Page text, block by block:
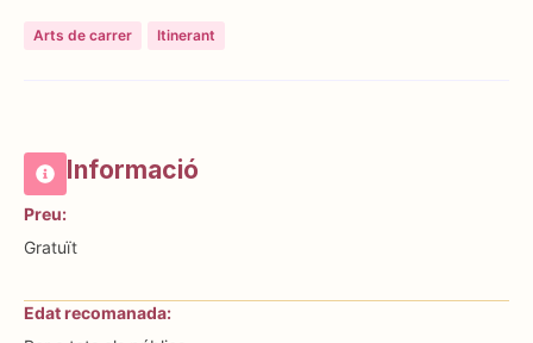
Arts de carrer Itinerant
Informació
Preu:
Gratuït
Edat recomanada: